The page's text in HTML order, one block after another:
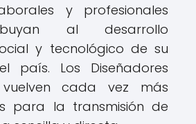
y profesionales
al desarrollo
y tecnológico de su
país. Los Diseñadores
cada vez más
para la transmisión de